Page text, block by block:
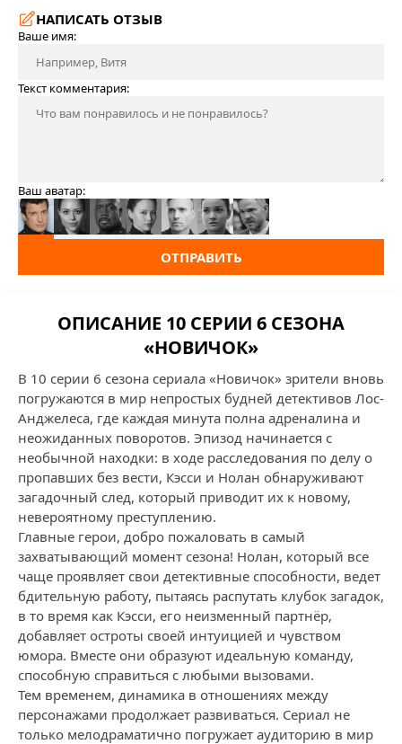
НАПИСАТЬ ОТЗЫВ
Ваше имя:
Текст комментария:
Ваш аватар:
ОТПРАВИТЬ
ОПИСАНИЕ 10 СЕРИИ 6 СЕЗОНА
«НОВИЧОК»
В 10 серии 6 сезона сериала «Новичок» зрители вновь
погружаются в мир непростых будней детективов Лос-
Анджелеса, где каждая минута полна адреналина и
неожиданных поворотов. Эпизод начинается с
необычной находки: в ходе расследования по делу о
пропавших без вести, Кэсси и Нолан обнаруживают
загадочный след, который приводит их к новому,
невероятному преступлению.
Главные герои, добро пожаловать в самый
захватывающий момент сезона! Нолан, который все
чаще проявляет свои детективные способности, ведет
бдительную работу, пытаясь распутать клубок загадок,
в то время как Кэсси, его неизменный партнёр,
добавляет остроты своей интуицией и чувством
юмора. Вместе они образуют идеальную команду,
способную справиться с любыми вызовами.
Тем временем, динамика в отношениях между
персонажами продолжает развиваться. Сериал не
только мелодраматично погружает аудиторию в мир